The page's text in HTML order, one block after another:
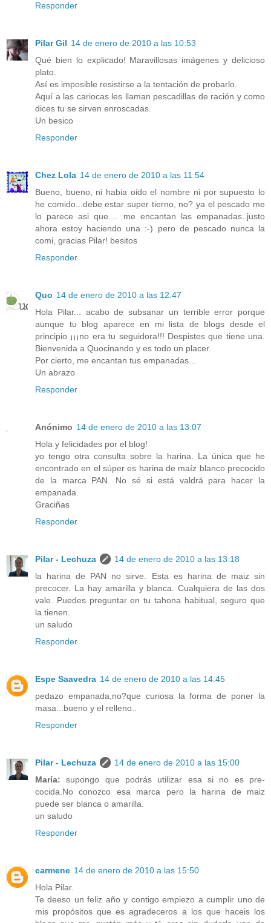
Responder
Pilar Gil 14 de enero de 2010 a las 10:53
Qué bien lo explicado! Maravillosas imágenes y delicioso
plato.
Así es imposible resistirse a la tentación de probarlo.
Aquí a las cariocas les llaman pescadillas de ración y como
dices tu se sirven enroscadas.
Un besico
Responder
Chez Lola 14 de enero de 2010 a las 11:54
Bueno, bueno, ni habia oido el nombre ni por supuesto lo
he comido...debe estar super tierno, no? ya el pescado me
lo parece asi que.... me encantan las empanadas..justo
ahora estoy haciendo una :-) pero de pescado nunca la
comi, gracias Pilar! besitos
Responder
Quo 14 de enero de 2010 a las 12:47
Hola Pilar... acabo de subsanar un terrible error porque
aunque tu blog aparece en mi lista de blogs desde el
principio ¡¡¡no era tu seguidora!!! Despistes que tiene una.
Bienvenida a Quocinando y es todo un placer.
Por cierto, me encantan tus empanadas...
Un abrazo
Responder
Anónimo 14 de enero de 2010 a las 13:07
Hola y felicidades por el blog!
yo tengo otra consulta sobre la harina. La única que he
encontrado en el súper es harina de maíz blanco precocido
de la marca PAN. No sé si está valdrá para hacer la
empanada.
Graciñas
Responder
Pilar - Lechuza
14 de enero de 2010 a las 13:18
la harina de PAN no sirve. Esta es harina de maiz sin
precocer. La hay amarilla y blanca. Cualquiera de las dos
vale. Puedes preguntar en tu tahona habitual, seguro que
la tienen.
un saludo
Responder
Espe Saavedra 14 de enero de 2010 a las 14:45
pedazo empanada,no?que curiosa la forma de poner la
masa...bueno y el relleno..
Responder
Pilar - Lechuza
14 de enero de 2010 a las 15:00
María: supongo que podrás utilizar esa si no es pre-
cocida.No conozco esa marca pero la harina de maiz
puede ser blanca o amarilla.
un saludo
Responder
carmene 14 de enero de 2010 a las 15:50
Hola Pilar.
Te deeso un feliz año y contigo empiezo a cumplir uno de
mis propósitos que es agradeceros a los que haceis los